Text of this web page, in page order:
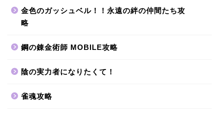
金色のガッシュベル！！永遠の絆の仲間たち攻
略
鋼の錬金術師 MOBILE攻略
陰の実力者になりたくて！
雀魂攻略